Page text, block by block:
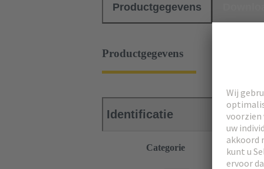
Productgegevens
Productgegevens
Identificatie
Categorie
Han E ®